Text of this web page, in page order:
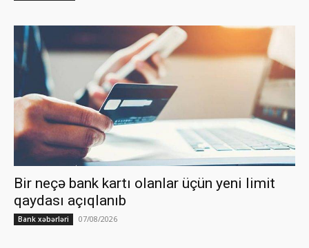
Bir neçə bank kartı olanlar üçün yeni limit
qaydası açıqlanıb
Bank xəbərləri 07/08/2026